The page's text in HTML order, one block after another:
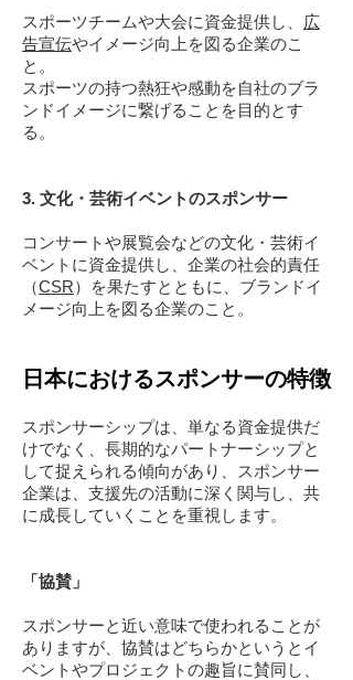
スポーツチームや大会に資金提供し、 広
告宣伝やイメージ向上を図る企業のこ
と。
スポーツの持つ熱狂や感動を自社のブラ
ンドイメージに繋げることを目的とす
る。
3. 文化・芸術イベントのスポンサー
コンサートや展覧会などの文化・芸術イ
ベントに資金提供し、企業の社会的責任
（CSR）を果たすとともに、ブランドイ
メージ向上を図る企業のこと。
日本におけるスポンサーの特徴
スポンサーシップは、単なる資金提供だ
けでなく、長期的なパートナーシップと
して捉えられる傾向があり、スポンサー
企業は、支援先の活動に深く関与し、共
に成長していくことを重視します。
「協賛」
スポンサーと近い意味で使われることが
ありますが、協賛はどちらかというとイ
ベントやプロジェクトの趣旨に賛同し、